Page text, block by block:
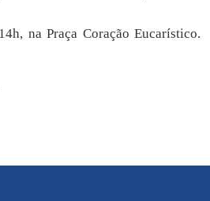
na Praça Coração Eucarístico.